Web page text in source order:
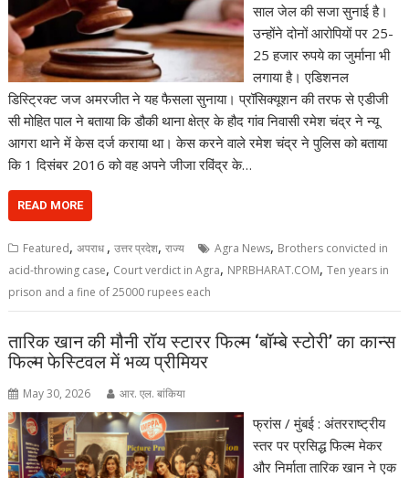
साल जेल की सजा सुनाई है।
उन्होंने दोनों आरोपियों पर 25-
25 हजार रुपये का जुर्माना भी
लगाया है। एडिशनल
डिस्ट्रिक्ट जज अमरजीत ने यह फैसला सुनाया। प्रॉसिक्यूशन की तरफ से एडीजी
सी मोहित पाल ने बताया कि डौकी थाना क्षेत्र के हौद गांव निवासी रमेश चंद्र ने न्यू
आगरा थाने में केस दर्ज कराया था। केस करने वाले रमेश चंद्र ने पुलिस को बताया
कि 1 दिसंबर 2016 को वह अपने जीजा रविंद्र के…
READ MORE
Featured,अपराध ,उत्तर प्रदेश,राज्य Agra News, Brothers convicted in
acid-throwing case, Court verdict in Agra, NPRBHARAT.COM,Ten years in
prison and a fine of 25000 rupees each
तारिक खान की मौनी रॉय स्टारर फिल्म ‘बॉम्बे स्टोरी’ का कान्स
फिल्म फेस्टिवल में भव्य प्रीमियर
May 30, 2026 आर. एल. बांकिया
फ्रांस / मुंबई : अंतरराष्ट्रीय
स्तर पर प्रसिद्ध फिल्म मेकर
और निर्माता तारिक खान ने एक